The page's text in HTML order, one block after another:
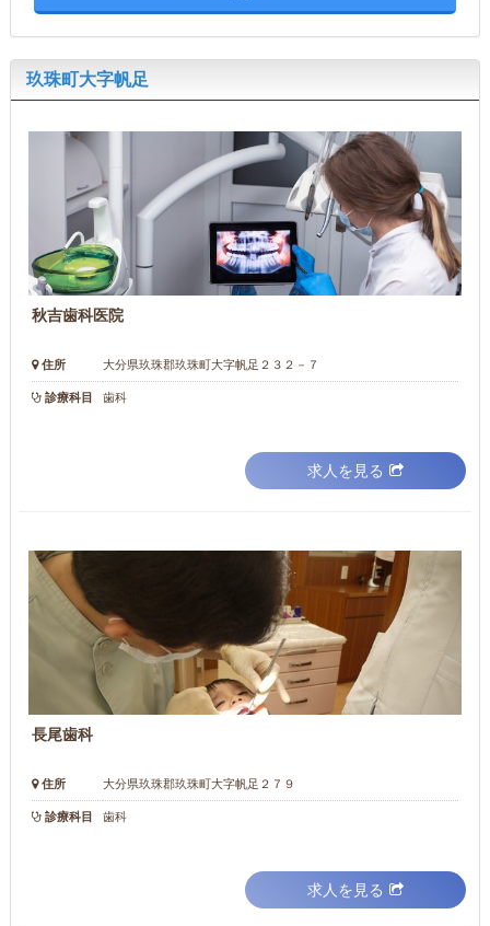
玖珠町大字帆足
秋吉歯科医院
住所 大分県玖珠郡玖珠町大字帆足２３２－７
診療科目 歯科
求人を見る
長尾歯科
住所 大分県玖珠郡玖珠町大字帆足２７９
診療科目 歯科
求人を見る